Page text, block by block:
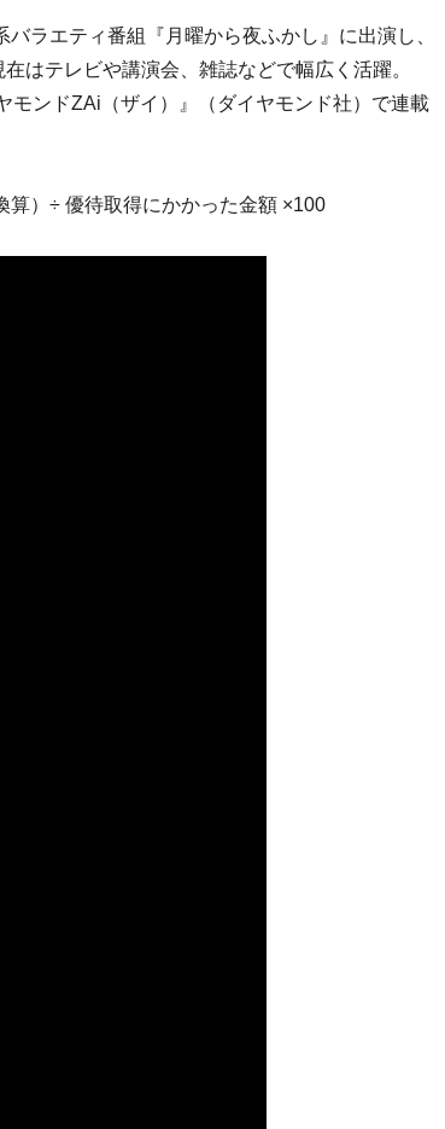
ラエティ番組『月曜から夜ふかし』に出演し、
はテレビや講演会、雑誌などで幅広く活躍。
モンドZAi（ザイ）』（ダイヤモンド社）で連載
）÷ 優待取得にかかった金額 ×100